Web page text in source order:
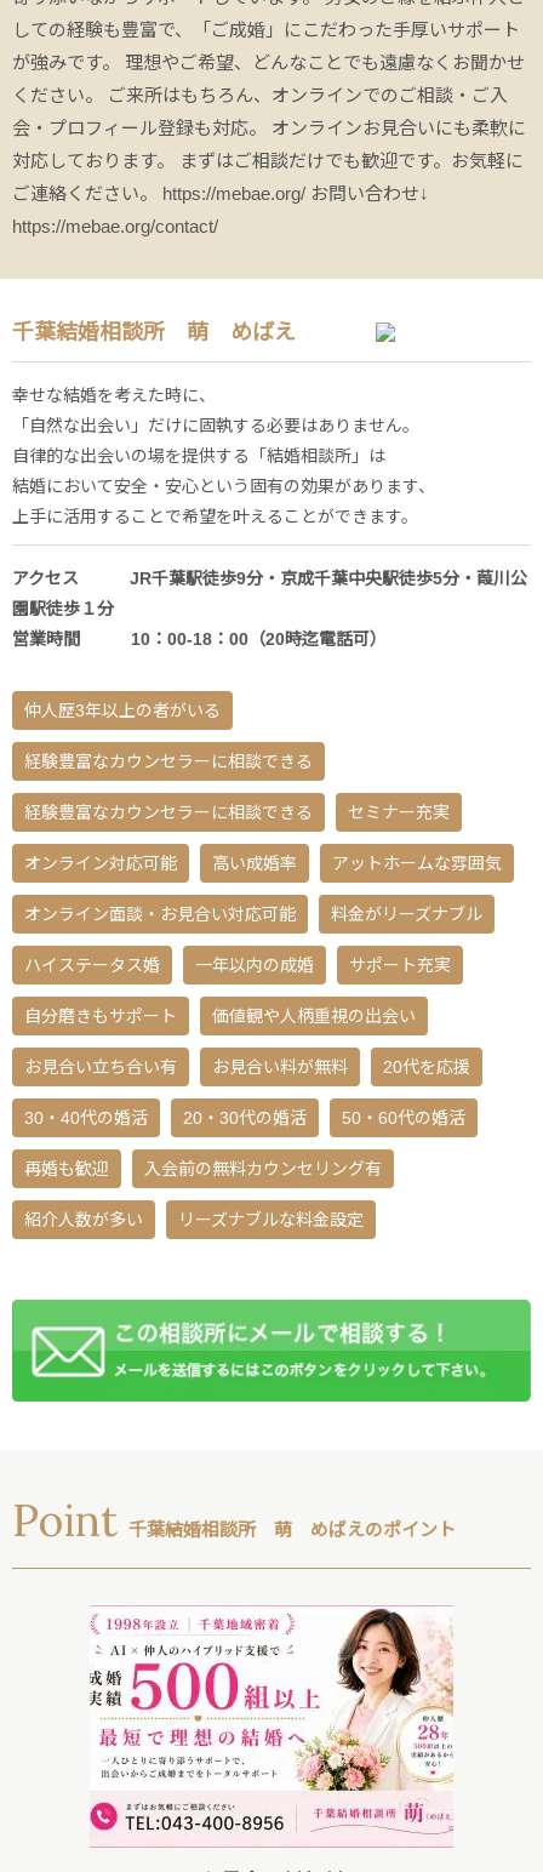
しての経験も豊富で、「ご成婚」にこだわった手厚いサポート
が強みです。 理想やご希望、どんなことでも遠慮なくお聞かせ
ください。 ご来所はもちろん、オンラインでのご相談・ご入
会・プロフィール登録も対応。 オンラインお見合いにも柔軟に
対応しております。 まずはご相談だけでも歓迎です。お気軽に
ご連絡ください。 https://mebae.org/ お問い合わせ↓
https://mebae.org/contact/
千葉結婚相談所 萌 めばえ
幸せな結婚を考えた時に、
「自然な出会い」だけに固執する必要はありません。
自律的な出会いの場を提供する「結婚相談所」は
結婚において安全・安心という固有の効果があります、
上手に活用することで希望を叶えることができます。
アクセス JR千葉駅徒歩9分・京成千葉中央駅徒歩5分・葭川公
園駅徒歩１分
営業時間 10：00-18：00（20時迄電話可）
仲人歴3年以上の者がいる
経験豊富なカウンセラーに相談できる
経験豊富なカウンセラーに相談できる セミナー充実
オンライン対応可能 高い成婚率 アットホームな雰囲気
オンライン面談・お見合い対応可能 料金がリーズナブル
ハイステータス婚 一年以内の成婚 サポート充実
自分磨きもサポート 価値観や人柄重視の出会い
お見合い立ち合い有 お見合い料が無料 20代を応援
30・40代の婚活 20・30代の婚活 50・60代の婚活
再婚も歓迎 入会前の無料カウンセリング有
紹介人数が多い リーズナブルな料金設定
Point 千葉結婚相談所 萌 めばえのポイント